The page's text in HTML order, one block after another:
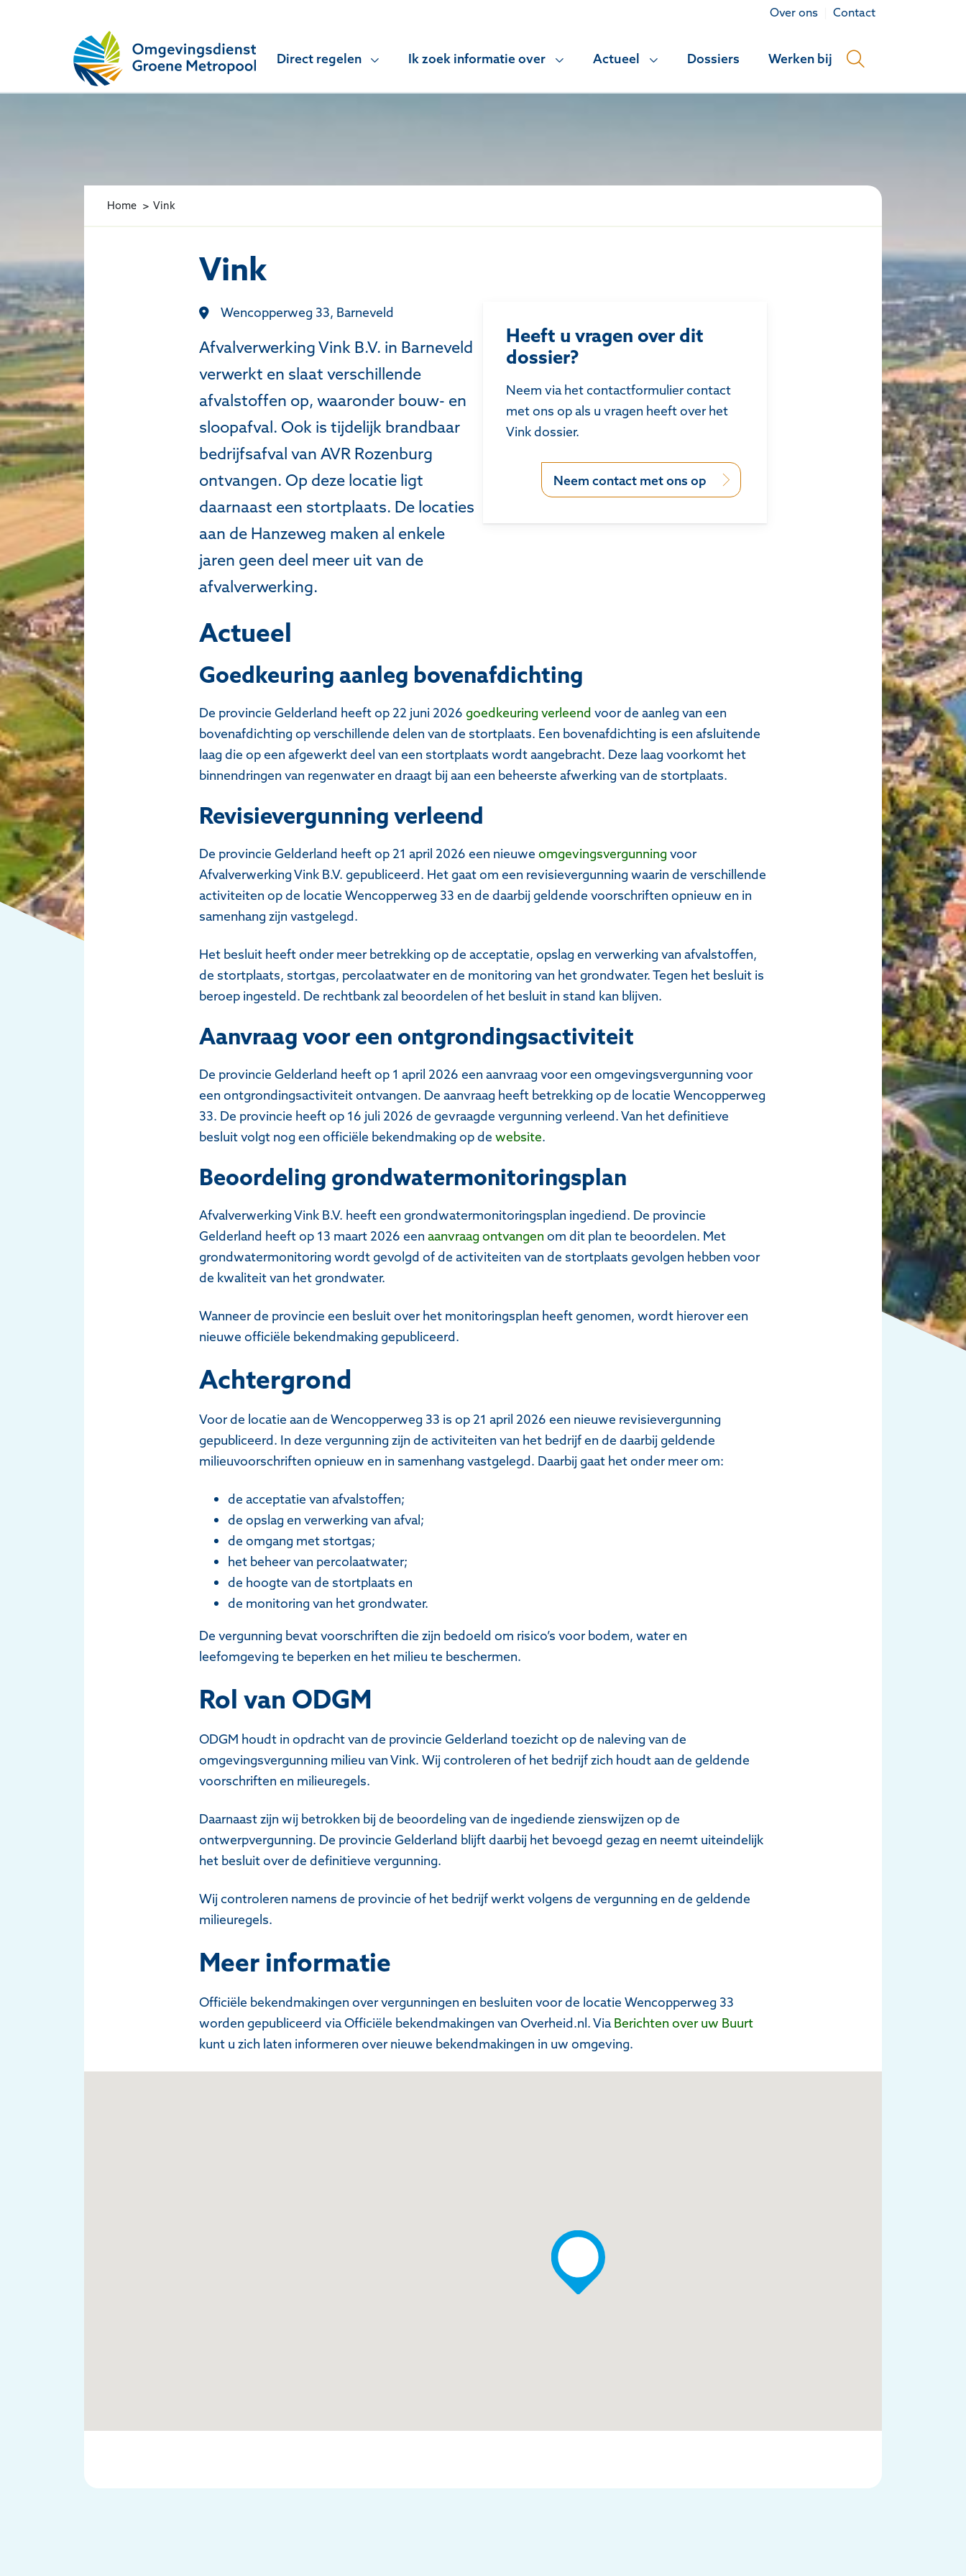
Over ons Contact
Omgevingsdienst Groene Metropool
Direct regelen
Ik zoek informatie over Actueel Dossiers Werken bij
Home Vink
Vink
Wencopperweg 33, Barneveld
Afvalverwerking Vink B.V. in Barneveld
verwerkt en slaat verschillende
afvalstoffen op, waaronder bouw- en
sloopafval. Ook is tijdelijk brandbaar
bedrijfsafval van AVR Rozenburg
ontvangen. Op deze locatie ligt
daarnaast een stortplaats. De locaties
aan de Hanzeweg maken al enkele
jaren geen deel meer uit van de
afvalverwerking.
Heeft u vragen over dit
dossier?
Neem via het contactformulier contact
met ons op als u vragen heeft over het
Vink dossier.
Neem contact met ons op
Actueel
Goedkeuring aanleg bovenafdichting
De provincie Gelderland heeft op 22 juni 2026 goedkeuring verleend voor de aanleg van een
bovenafdichting op verschillende delen van de stortplaats. Een bovenafdichting is een afsluitende
laag die op een afgewerkt deel van een stortplaats wordt aangebracht. Deze laag voorkomt het
binnendringen van regenwater en draagt bij aan een beheerste afwerking van de stortplaats.
Revisievergunning verleend
De provincie Gelderland heeft op 21 april 2026 een nieuwe omgevingsvergunning voor
Afvalverwerking Vink B.V. gepubliceerd. Het gaat om een revisievergunning waarin de verschillende
activiteiten op de locatie Wencopperweg 33 en de daarbij geldende voorschriften opnieuw en in
samenhang zijn vastgelegd.
Het besluit heeft onder meer betrekking op de acceptatie, opslag en verwerking van afvalstoffen,
de stortplaats, stortgas, percolaatwater en de monitoring van het grondwater. Tegen het besluit is
beroep ingesteld. De rechtbank zal beoordelen of het besluit in stand kan blijven.
Aanvraag voor een ontgrondingsactiviteit
De provincie Gelderland heeft op 1 april 2026 een aanvraag voor een omgevingsvergunning voor
een ontgrondingsactiviteit ontvangen. De aanvraag heeft betrekking op de locatie Wencopperweg
33. De provincie heeft op 16 juli 2026 de gevraagde vergunning verleend. Van het definitieve
besluit volgt nog een officiële bekendmaking op de website.
Beoordeling grondwatermonitoringsplan
Afvalverwerking Vink B.V. heeft een grondwatermonitoringsplan ingediend. De provincie
Gelderland heeft op 13 maart 2026 een aanvraag ontvangen om dit plan te beoordelen. Met
grondwatermonitoring wordt gevolgd of de activiteiten van de stortplaats gevolgen hebben voor
de kwaliteit van het grondwater.
Wanneer de provincie een besluit over het monitoringsplan heeft genomen, wordt hierover een
nieuwe officiële bekendmaking gepubliceerd.
Achtergrond
Voor de locatie aan de Wencopperweg 33 is op 21 april 2026 een nieuwe revisievergunning
gepubliceerd. In deze vergunning zijn de activiteiten van het bedrijf en de daarbij geldende
milieuvoorschriften opnieuw en in samenhang vastgelegd. Daarbij gaat het onder meer om:
de acceptatie van afvalstoffen;
de opslag en verwerking van afval;
de omgang met stortgas;
het beheer van percolaatwater;
de hoogte van de stortplaats en
de monitoring van het grondwater.
De vergunning bevat voorschriften die zijn bedoeld om risico’s voor bodem, water en
leefomgeving te beperken en het milieu te beschermen.
Rol van ODGM
ODGM houdt in opdracht van de provincie Gelderland toezicht op de naleving van de
omgevingsvergunning milieu van Vink. Wij controleren of het bedrijf zich houdt aan de geldende
voorschriften en milieuregels.
Daarnaast zijn wij betrokken bij de beoordeling van de ingediende zienswijzen op de
ontwerpvergunning. De provincie Gelderland blijft daarbij het bevoegd gezag en neemt uiteindelijk
het besluit over de definitieve vergunning.
Wij controleren namens de provincie of het bedrijf werkt volgens de vergunning en de geldende
milieuregels.
Meer informatie
Officiële bekendmakingen over vergunningen en besluiten voor de locatie Wencopperweg 33
worden gepubliceerd via Officiële bekendmakingen van Overheid.nl. ViaBerichten over uw Buurt
kunt u zich laten informeren over nieuwe bekendmakingen in uw omgeving.